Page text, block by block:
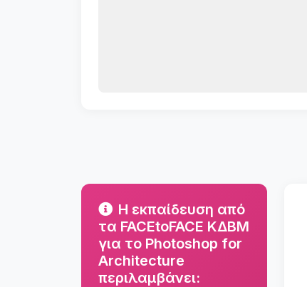
Η εκπαίδευση από
τα FACEtoFACE ΚΔΒΜ
για το Photoshop for
Architecture
περιλαμβάνει: